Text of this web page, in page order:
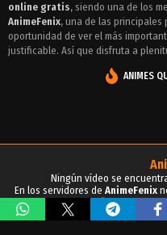
Episodio 12 - Gun x Sword
Episodio 11 - Gun x Sword
Episodio 10 - Gun x Sword
Episodio 6 - Gun x Sword
Episodio 5 - Gun x Sword
online gratis, siendo una de los
AnimeFenix, una de las principales
oportunidad de ver el más
justificable. Así que disfruta a
ANIMES
Ningún vídeo se
En los servidores de AnimeFenix
sub español, para tu